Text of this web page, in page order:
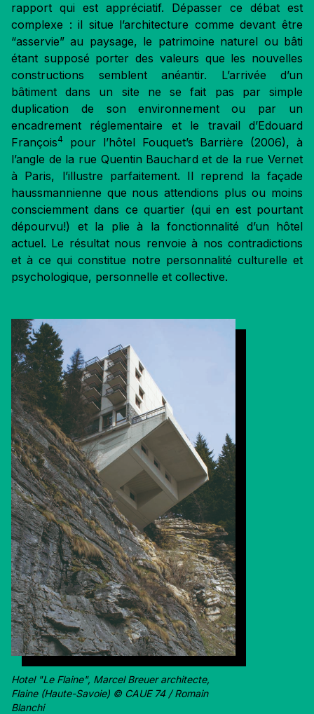
Hotel "Le Flaine", Marcel Breuer architecte,
Flaine (Haute-Savoie) © CAUE 74 / Romain
Blanchi
rapport qui est appréciatif. Dépasser ce débat est
complexe : il situe l’architecture comme devant être
“asservie” au paysage, le patrimoine naturel ou bâti
étant supposé porter des valeurs que les nouvelles
constructions semblent anéantir. L’arrivée d’un
bâtiment dans un site ne se fait pas par simple
duplication de son environnement ou par un
encadrement réglementaire et le travail d’Edouard
François4
pour l’hôtel Fouquet’s Barrière (2006), à
l’angle de la rue Quentin Bauchard et de la rue Vernet
à Paris, l’illustre parfaitement. Il reprend la façade
haussmannienne que nous attendions plus ou moins
consciemment dans ce quartier (qui en est pourtant
dépourvu!) et la plie à la fonctionnalité d’un hôtel
actuel. Le résultat nous renvoie à nos contradictions
et à ce qui constitue notre personnalité culturelle et
psychologique, personnelle et collective.